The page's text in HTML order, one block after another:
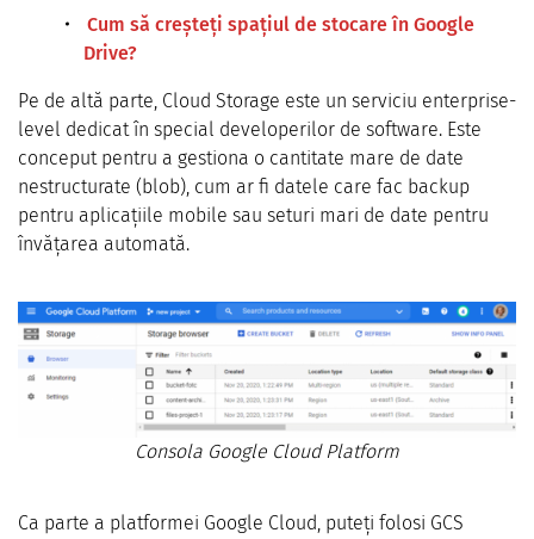
Cum să creșteți spațiul de stocare în Google
Drive?
Pe de altă parte, Cloud Storage este un serviciu enterprise-
level dedicat în special developerilor de software. Este
conceput pentru a gestiona o cantitate mare de date
nestructurate (blob), cum ar fi datele care fac backup
pentru aplicațiile mobile sau seturi mari de date pentru
învățarea automată.
Consola Google Cloud Platform
Ca parte a platformei Google Cloud, puteți folosi GCS